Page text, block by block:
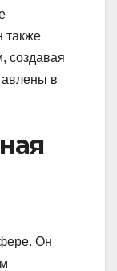
также
создавая
в
Он